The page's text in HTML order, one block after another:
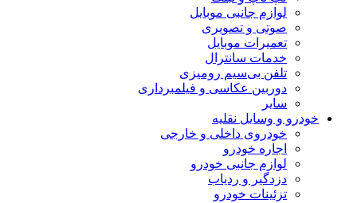
لوازم جانبی موبایل
صوتی و تصویری
تعمیرات موبایل
خدمات سانترال
تلفن بی‌سیم رومیزی
دوربین عکاسی و فیلمبرداری
سایر
خودرو و وسایل نقلیه
خودروی داخلی و خارجی
اجاره خودرو
لوازم جانبی خودرو
دزدگیر و ردیاب
تزئینات خودرو